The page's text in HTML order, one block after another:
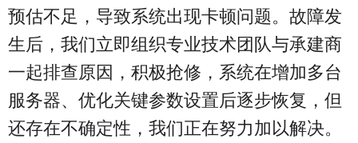
预估不足，导致系统出现卡顿问题。故障发
生后，我们立即组织专业技术团队与承建商
一起排查原因，积极抢修，系统在增加多台
服务器、优化关键参数设置后逐步恢复，但
还存在不确定性，我们正在努力加以解决。